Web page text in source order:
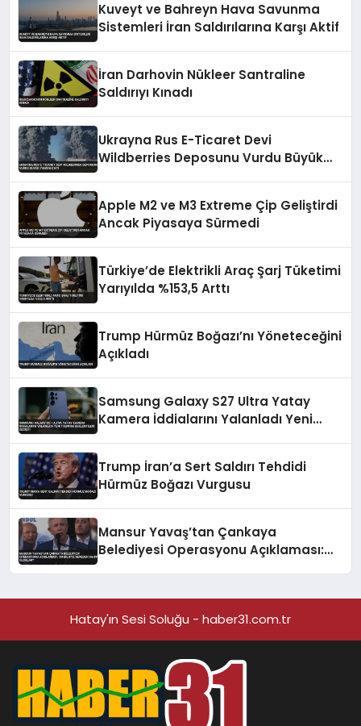
Kuveyt ve Bahreyn Hava Savunma
Sistemleri İran Saldırılarına Karşı Aktif
İran Darhovin Nükleer Santraline
Saldırıyı Kınadı
Ukrayna Rus E-Ticaret Devi
Wildberries Deposunu Vurdu Büyük
Apple M2 ve M3 Extreme Çip Geliştirdi
Ancak Piyasaya Sürmedi
Türkiye’de Elektrikli Araç Şarj Tüketimi
Yarıyılda %153,5 Arttı
Trump Hürmüz Boğazı’nı Yöneteceğini
Açıkladı
Samsung Galaxy S27 Ultra Yatay
Kamera İddialarını Yalanladı Yeni
Trump İran’a Sert Saldırı Tehdidi
Hürmüz Boğazı Vurgusu
Mansur Yavaş’tan Çankaya
Belediyesi Operasyonu Açıklaması:
Hatay'ın Sesi Soluğu - haber31.com.tr